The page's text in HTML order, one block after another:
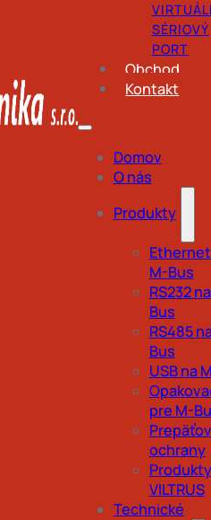
SÉRIOVÝ
PORT
Obchod
Kontakt
Domov
O nás
Produkty
M-Bus
RS232
Bus
RS485
Bus
USB na
pre M-
ochrany
Produkty
VILTRUS
Technické